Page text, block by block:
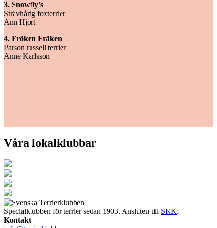
3. Snowfly’s
Strävhårig foxterrier
Ann Hjort
4. Fröken Fräken
Parson russell terrier
Anne Karlsson
Våra lokalklubbar
Specialklubben för terrier sedan 1903. Ansluten till SKK.
Kontakt